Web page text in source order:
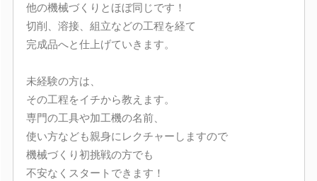
他の機械づくりとほぼ同じです！
切削、溶接、組立などの工程を経て
完成品へと仕上げていきます。
未経験の方は、
その工程をイチから教えます。
専門の工具や加工機の名前、
使い方なども親身にレクチャーしますので
機械づくり初挑戦の方でも
不安なくスタートできます！